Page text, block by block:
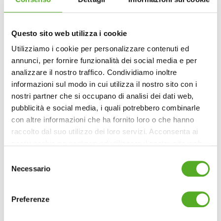
Questo sito web utilizza i cookie
Utilizziamo i cookie per personalizzare contenuti ed
annunci, per fornire funzionalità dei social media e per
analizzare il nostro traffico. Condividiamo inoltre
informazioni sul modo in cui utilizza il nostro sito con i
nostri partner che si occupano di analisi dei dati web,
pubblicità e social media, i quali potrebbero combinarle
con altre informazioni che ha fornito loro o che hanno
raccolto dal suo utilizzo dei loro servizi. Acconsenta ai
delNecessario
Preferenze
essere di molto aiuto nel caso dovessero crearsi dei
tagliare con una forbice qualche porzione di 2/3cm di
foglie e seminarle nelle eventuali aree diradate, ed
esse in pochi giorni radicheranno anche senza essere
interrate.